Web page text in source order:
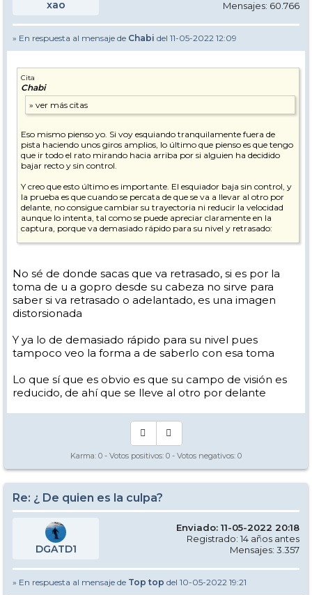
xao Mensajes: 60.766
» En respuesta al mensaje de Chabi del 11-05-2022 12:09
Cita
Chabi
Eso mismo pienso yo. Si voy esquiando tranquilamente fuera de
pista haciendo unos giros amplios, lo último que pienso es que tengo
que ir todo el rato mirando hacia arriba por si alguien ha decidido
bajar recto y sin control.
Y creo que esto último es importante. El esquiador baja sin control, y
la prueba es que cuando se percata de que se va a llevar al otro por
delante, no consigue cambiar su trayectoria ni reducir la velocidad
aunque lo intenta, tal como se puede apreciar claramente en la
captura, porque va demasiado rápido para su nivel y retrasado:
No sé de donde sacas que va retrasado, si es por la
toma de u a gopro desde su cabeza no sirve para
saber si va retrasado o adelantado, es una imagen
distorsionada
Y ya lo de demasiado rápido para su nivel pues
tampoco veo la forma a de saberlo con esa toma
Lo que sí que es obvio es que su campo de visión es
reducido, de ahí que se lleve al otro por delante
Karma: 0 - Votos positivos: 0 - Votos negativos: 0
Re: ¿ De quien es la culpa?
DGATD1
Enviado: 11-05-2022 20:18
Registrado: 14 años antes
Mensajes: 3.357
» En respuesta al mensaje de Top top del 10-05-2022 19:21